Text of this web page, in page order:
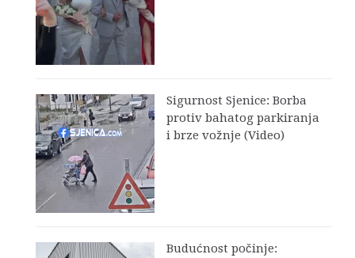
Sigurnost Sjenice: Borba
protiv bahatog parkiranja
i brze vožnje (Video)
Budućnost počinje: